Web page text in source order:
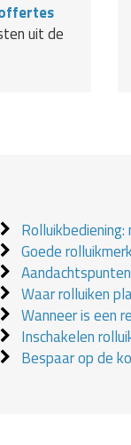
uit de
Goede
Waar rolluiken
Wanneer is een
Inschakelen
Bespaar op de